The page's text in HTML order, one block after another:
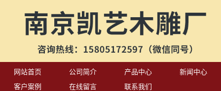
网站首页 公司简介 产品中心
新闻中心
客户案例
在线留言 联系我们